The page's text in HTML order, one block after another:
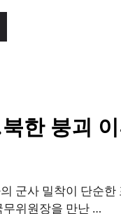
한 붕괴
군사 밀착이 단순
무위원장을 만난 …